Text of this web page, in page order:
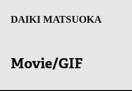
DAIKI MATSUOKA
Movie/GIF